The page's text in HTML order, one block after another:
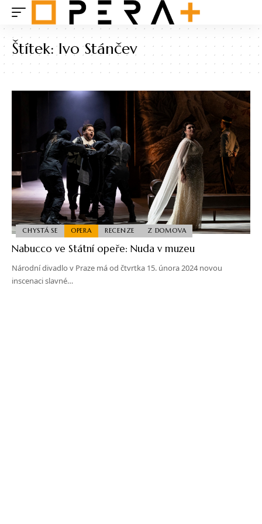
Štítek:Ivo Stánčev
CHYSTÁ SE OPERA RECENZE Z DOMOVA
Nabucco ve Státní opeře: Nuda v muzeu
Národní divadlo v Praze má od čtvrtka 15. února 2024 novou
inscenaci slavné…